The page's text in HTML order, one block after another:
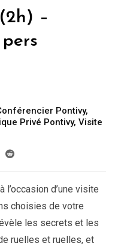
–
:
Pontivy,
Privé Pontivy, Visite
d’une visite
choisies de votre
les secrets et les
ruelles et ruelles, et